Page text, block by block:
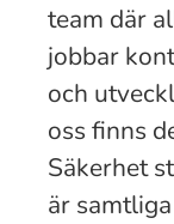
team där
jobbar
och
oss finns
Säkerhet
är